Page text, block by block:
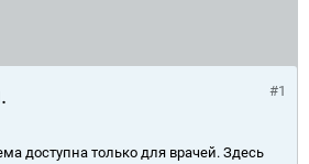
#1
доступна только для врачей. Здесь